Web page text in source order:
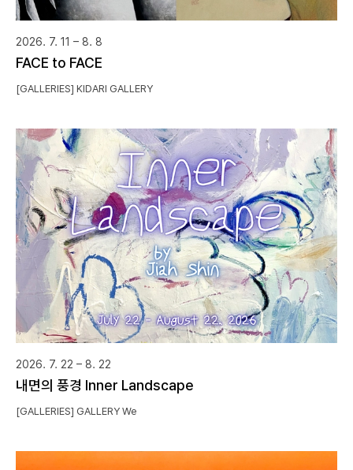
2026. 7. 11 – 8. 8
FACE to FACE
[GALLERIES] KIDARI GALLERY
2026. 7. 22 – 8. 22
내면의 풍경 Inner Landscape
[GALLERIES] GALLERY We